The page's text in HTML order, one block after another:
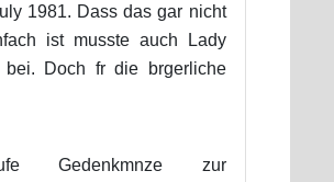
1981. Dass das gar nicht
ist musste auch Lady
bei. Doch fr die brgerliche
Gedenkmnze zur